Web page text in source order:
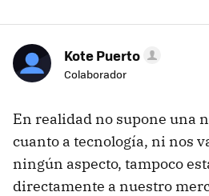
Kote Puerto
Colaborador
En realidad no supone una
cuanto a tecnología, ni nos
ningún aspecto, tampoco
directamente a nuestro